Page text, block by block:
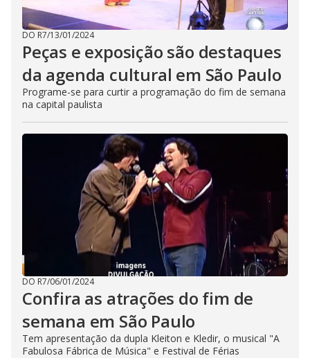
DO R7/13/01/2024
Peças e exposição são destaques
da agenda cultural em São Paulo
Programe-se para curtir a programação do fim de semana
na capital paulista
DO R7/06/01/2024
Confira as atrações do fim de
semana em São Paulo
Tem apresentação da dupla Kleiton e Kledir, o musical "A
Fabulosa Fábrica de Música" e Festival de Férias